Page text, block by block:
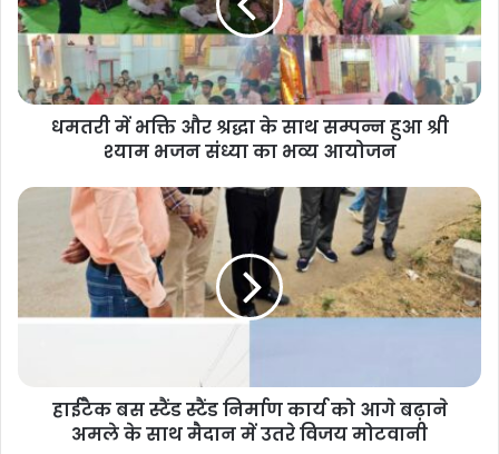
धमतरी में भक्ति और श्रद्धा के साथ सम्पन्न हुआ श्री
श्याम भजन संध्या का भव्य आयोजन
हाईटैक बस स्टैंड स्टैंड निर्माण कार्य को आगे बढ़ाने
अमले के साथ मैदान में उतरे विजय मोटवानी